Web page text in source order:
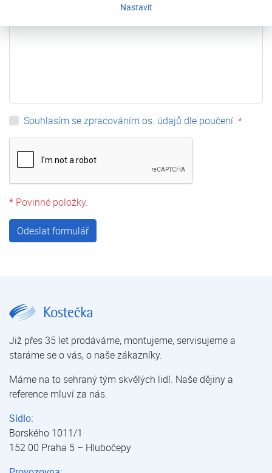
Nastavit
Souhlasím se zpracováním os. údajů dle poučení. *
* Povinné položky.
Odeslat formulář
Již přes 35 let prodáváme, montujeme, servisujeme a
staráme se o vás, o naše zákazníky.
Máme na to sehraný tým skvělých lidí. Naše dějiny a
reference mluví za nás.
Sídlo:
Borského 1011/1
152 00 Praha 5 – Hlubočepy